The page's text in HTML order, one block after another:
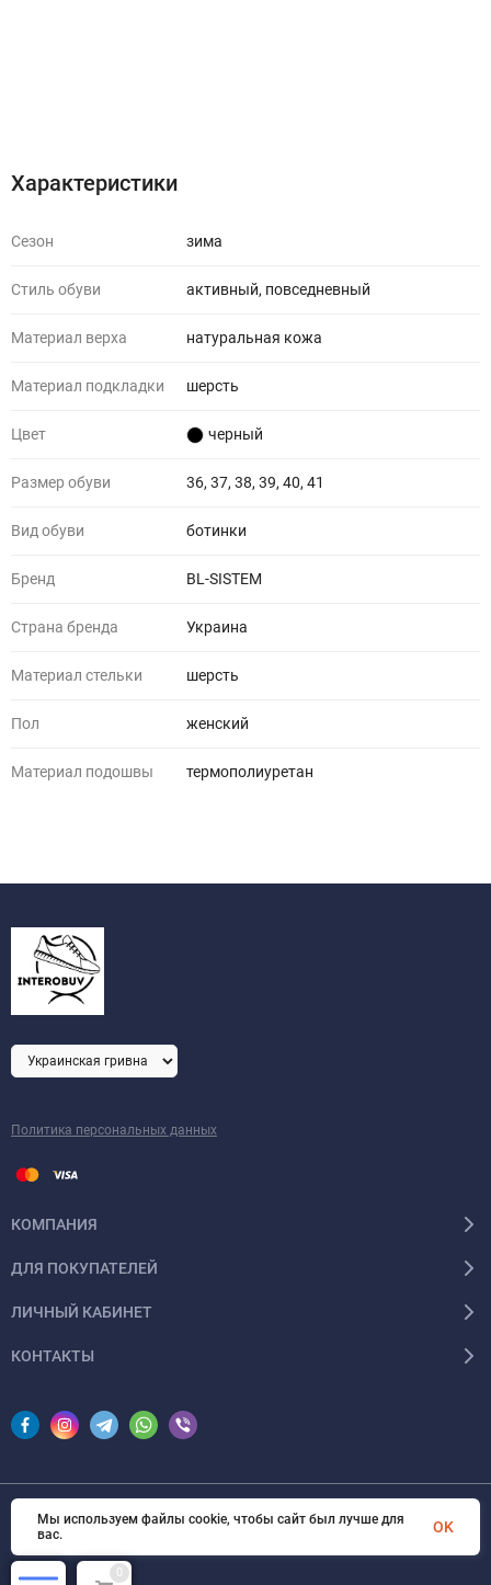
Характеристики
Сезон зима
Стиль обуви активный, повседневный
Материал верха натуральная кожа
Материал подкладки шерсть
Цвет черный
Размер обуви 36, 37, 38, 39, 40, 41
Вид обуви ботинки
Бренд BL-SISTEM
Страна бренда Украина
Материал стельки шерсть
Пол женский
Материал подошвы термополиуретан
Политика персональных данных
КОМПАНИЯ
ДЛЯ ПОКУПАТЕЛЕЙ
ЛИЧНЫЙ КАБИНЕТ
КОНТАКТЫ
© 2026 InSale. Все права защищены
0
Мы используем файлы cookie, чтобы сайт был лучше для
вас.
OK